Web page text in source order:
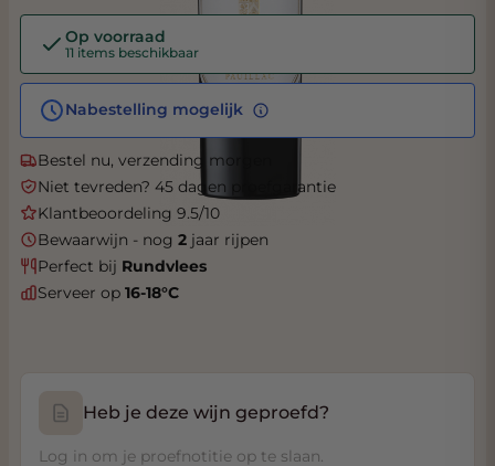
Op voorraad
11 items beschikbaar
Nabestelling mogelijk
Bestel nu, verzending morgen
Niet tevreden? 45 dagen proefgarantie
Klantbeoordeling 9.5/10
Bewaarwijn - nog 2 jaar rijpen
Perfect bij Rundvlees
Serveer op 16-18°C
Heb je deze wijn geproefd?
Log in om je proefnotitie op te slaan.